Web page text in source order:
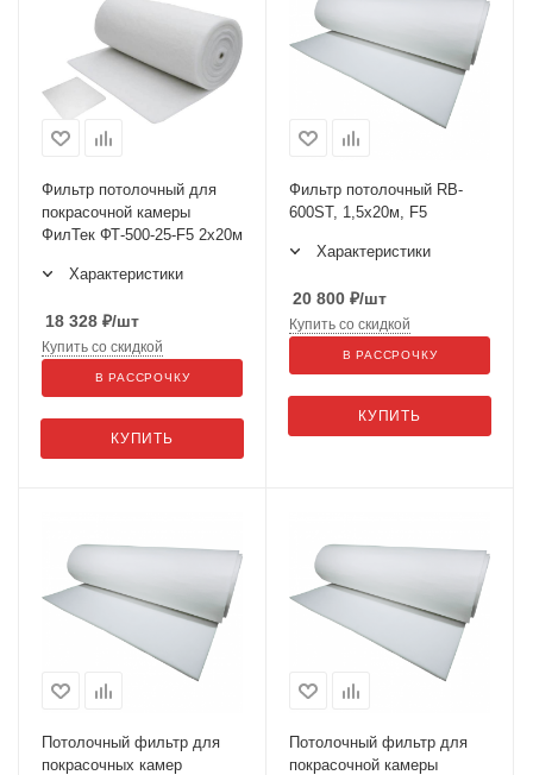
Фильтр потолочный для
покрасочной камеры
ФилТек ФТ-500-25-F5 2x20м
Характеристики
18 328 ₽/шт
КУПИТЬ
Купить со скидкой
В РАССРОЧКУ
Фильтр потолочный RB-
600ST, 1,5х20м, F5
Характеристики
20 800 ₽/шт
КУПИТЬ
Купить со скидкой
В РАССРОЧКУ
Потолочный фильтр для
покрасочных камер
Потолочный фильтр для
покрасочной камеры